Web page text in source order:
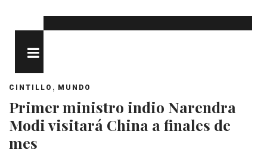
CINTILLO , MUNDO
Primer ministro indio Narendra
Modi visitará China a finales de
mes